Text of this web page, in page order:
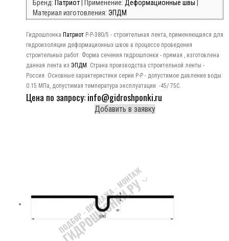
Бренд: Патриот | Применение: Деформационные швы
Материал изготовления: ЭПДМ
Гидрошпонка Патриот Р-Р-380/5 - строительная лента, применяющаяся для
гидроизоляции деформационных швов в процессе проведения
строительных работ. Форма сечения гидрошпонки - прямая , изготовлена
данная лента из ЭПДМ . Страна производства строительной ленты -
Россия. Основные характеристики серии Р-Р - допустимое давление воды:
0.15 МПа, допустимая температура эксплуатации: -45/ 75C.
Цена по запросу: info@gidroshponki.ru
Добавить в заявку